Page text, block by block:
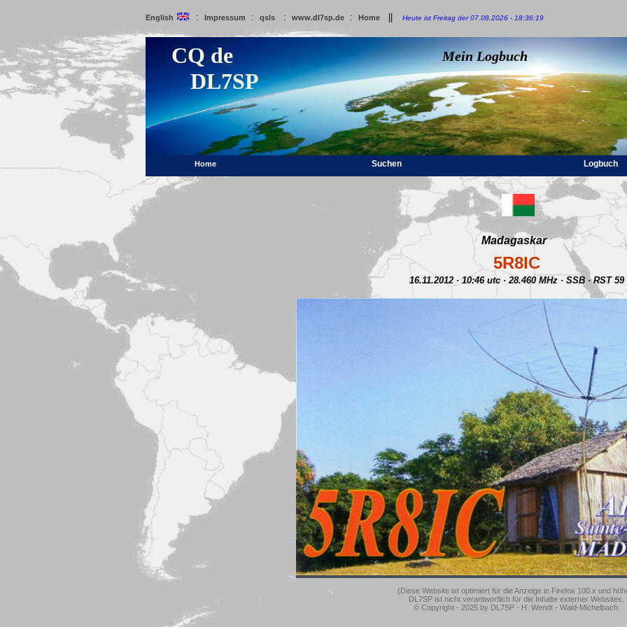
English : Impressum : qsls : www.dl7sp.de : Home Heute ist Freitag der 07.08.2026 - 18:36:19
CQ de
DL7SP
Mein Logbuch
Home Suchen Logbuch
Madagaskar
5R8IC
16.11.2012 · 10:46 utc · 28.460 MHz · SSB · RST 59
(Diese Website ist optimiert für die Anzeige in Firefox 100.x und
DL7SP ist nicht verantwortlich für die Inhalte externer Websites.
© Copyright - 2025 by DL7SP - H. Wendt - Wald-Michelbach.